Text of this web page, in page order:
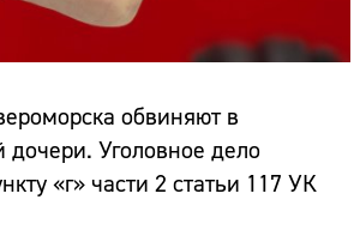
обвиняют в
дочери. Уголовное дело
«г» части 2 статьи 117 УК